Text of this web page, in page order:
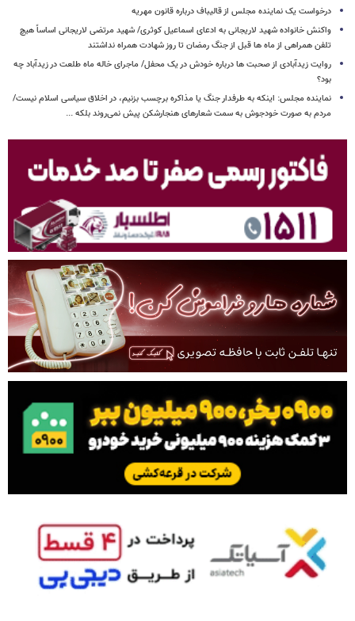
درخواست یک نماینده مجلس از قالیباف درباره قانون مهریه
واکنش خانواده شهید لاریجانی به ادعای اسماعیل کوثری/ شهید مرتضی لاریجانی اساساً هیچ
تلفن همراهی از ماه ها قبل از جنگ رمضان تا روز شهادت همراه نداشتند
روایت زیدآبادی از صحبت ها درباره خودش در یک محفل/ ماجرای خاله ماه طلعت در زیدآباد چه
بود؟
نماینده مجلس: اینکه به طرفدار جنگ یا مذاکره برچسب بزنیم، در اخلاق سیاسی اسلام نیست/
مردم به صورت خودجوش به سمت شعارهای هنجارشکن پیش نمی‌روند بلکه ...